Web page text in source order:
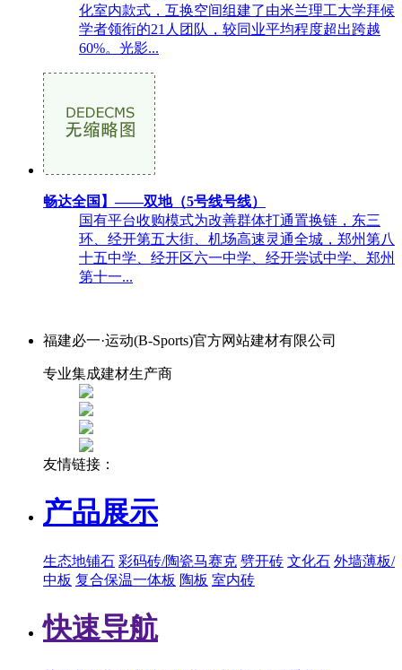
化室内款式，互换空间组建了由米兰理工大学拜候
学者领衔的21人团队，较同业平均程度超出跨越
60%。光影...
畅达全国】——双地（5号线号线）
国有平台收购模式为改善群体打通置换链，东三
环、经开第五大街、机场高速灵通全城，郑州第八
十五中学、经开区六一中学、经开尝试中学、郑州
第十一...
福建必一·运动(B-Sports)官方网站建材有限公司
专业集成建材生产商
友情链接：
产品展示
生态地铺石 彩码砖/陶瓷马赛克 劈开砖 文化石 外墙薄板/
中板 复合保温一体板 陶板 室内砖
快速导航